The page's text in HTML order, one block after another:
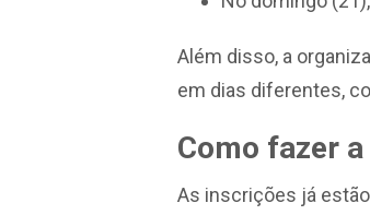
Além disso, a
em dias diferentes,
Como fazer
As inscrições já